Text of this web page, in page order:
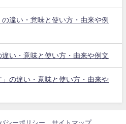
の違い・意味と使い方・由来や例
違い・意味と使い方・由来や例文
」の違い・意味と使い方・由来や